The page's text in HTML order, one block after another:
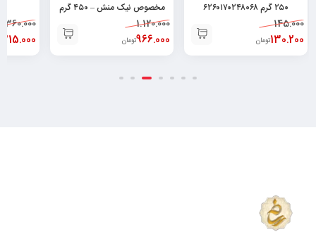
۶۲۶۰۴۹۶۴۳۰۰۴۸1.120.000
966.000تومان
۶۲۶۰۰۰۸۷۲۰۱۱۷
360.000
315.000تومان